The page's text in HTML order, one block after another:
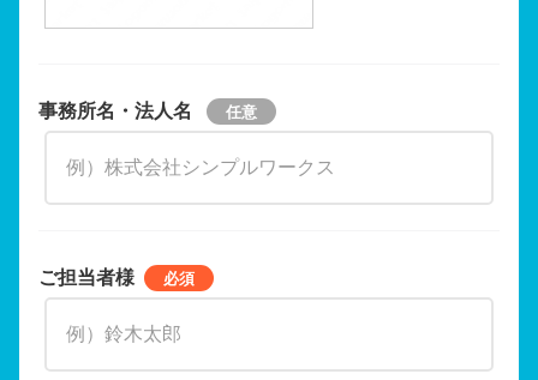
事務所名・法人名
ご担当者様